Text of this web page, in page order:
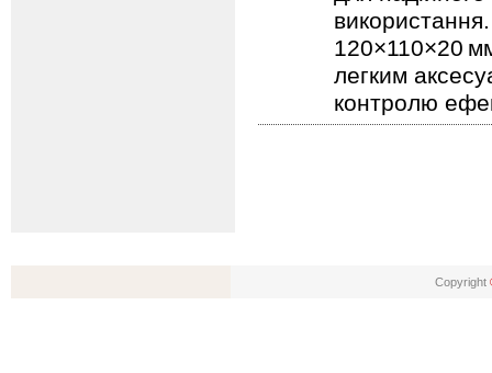
120×110×20
легким
контролю
Copyright